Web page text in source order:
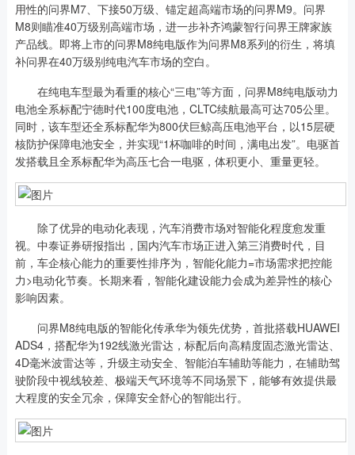
用性的问界M7、下接50万级、锚定超高端市场的问界M9。问界
M8则瞄准40万级别高端市场，进一步补齐鸿蒙智行问界王牌家族
产品线。即将上市的问界M8纯电版作为问界M8系列的衍生，将填
补问界在40万级别纯电汽车市场的空白。
在纯电车型最为看重的核心“三电”等方面，问界M8纯电版动力
电池全系标配宁德时代100度电池，CLTC续航最高可达705公里。
同时，该车型还全系标配华为800伏巨鲸高压电池平台，以15层硬
核防护保障电池安全，并实现“1杯咖啡的时间，满电出发”。电驱首
发搭载且全系标配华为高压七合一电驱，体积更小、重量更轻。
除了优异的电动化表现，汽车消费市场对智能化程度愈发重
视。中泰证券研报指出，国内汽车市场正进入第三消费时代，目
前，车企核心能力的重要性排序为，智能化能力=市场需求把控能
力>电动化节奏。长期来看，智能化建设能力会成为差异性的核心
影响因素。
问界M8纯电版的智能化传承华为领先优势，首批搭载HUAWEI
ADS4，搭配华为192线激光雷达，标配后向高精度固态激光雷达、
4D毫米波雷达等，升级主动安全、智能泊车辅助等能力，在辅助驾
驶阶段中视线较差、极端天气环境等不同场景下，能够有效提供最
大程度的安全冗余，保障安全舒心的智能出行。